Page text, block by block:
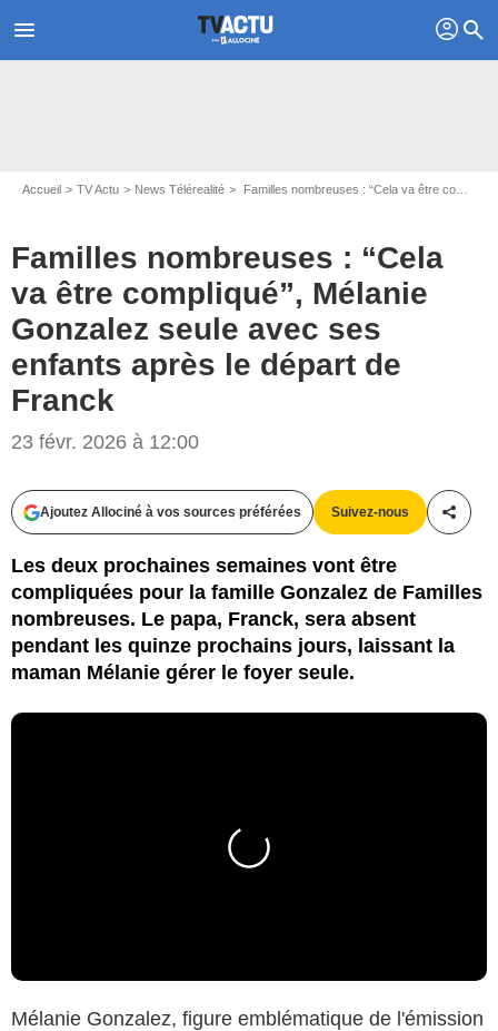
menu profil search
Accueil TV Actu News Télérealité Familles nombreuses : “Cela va être compliqué”, Mélanie Gonzalez seule avec ses enfants après le départ de Franck
Familles nombreuses : “Cela
va être compliqué”, Mélanie
Gonzalez seule avec ses
enfants après le départ de
Franck
23 févr. 2026 à 12:00
Ajoutez Allociné à vos sources préférées Suivez-nous
Les deux prochaines semaines vont être
compliquées pour la famille Gonzalez de Familles
nombreuses. Le papa, Franck, sera absent
pendant les quinze prochains jours, laissant la
maman Mélanie gérer le foyer seule.
Mélanie Gonzalez, figure emblématique de l'émission